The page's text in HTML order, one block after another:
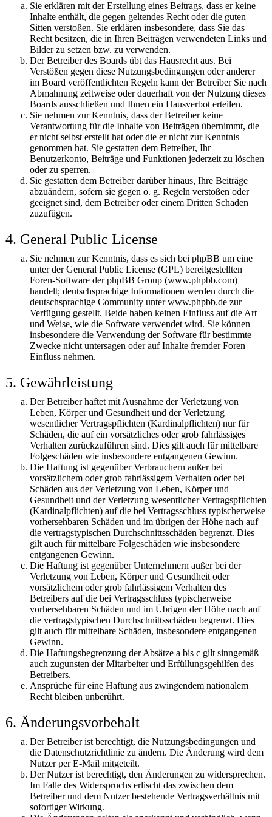
Sie erklären mit der Erstellung eines Beitrags, dass er keine
Inhalte enthält, die gegen geltendes Recht oder die guten
Sitten verstoßen. Sie erklären insbesondere, dass Sie das
Recht besitzen, die in Ihren Beiträgen verwendeten Links und
Bilder zu setzen bzw. zu verwenden.
Der Betreiber des Boards übt das Hausrecht aus. Bei
Verstößen gegen diese Nutzungsbedingungen oder anderer
im Board veröffentlichten Regeln kann der Betreiber Sie nach
Abmahnung zeitweise oder dauerhaft von der Nutzung dieses
Boards ausschließen und Ihnen ein Hausverbot erteilen.
Sie nehmen zur Kenntnis, dass der Betreiber keine
Verantwortung für die Inhalte von Beiträgen übernimmt, die
er nicht selbst erstellt hat oder die er nicht zur Kenntnis
genommen hat. Sie gestatten dem Betreiber, Ihr
Benutzerkonto, Beiträge und Funktionen jederzeit zu löschen
oder zu sperren.
Sie gestatten dem Betreiber darüber hinaus, Ihre Beiträge
abzuändern, sofern sie gegen o. g. Regeln verstoßen oder
geeignet sind, dem Betreiber oder einem Dritten Schaden
zuzufügen.
4. General Public License
Sie nehmen zur Kenntnis, dass es sich bei phpBB um eine
unter der General Public License (GPL) bereitgestellten
Foren-Software der phpBB Group (www.phpbb.com)
handelt; deutschsprachige Informationen werden durch die
deutschsprachige Community unter www.phpbb.de zur
Verfügung gestellt. Beide haben keinen Einfluss auf die Art
und Weise, wie die Software verwendet wird. Sie können
insbesondere die Verwendung der Software für bestimmte
Zwecke nicht untersagen oder auf Inhalte fremder Foren
Einfluss nehmen.
5. Gewährleistung
Der Betreiber haftet mit Ausnahme der Verletzung von
Leben, Körper und Gesundheit und der Verletzung
wesentlicher Vertragspflichten (Kardinalpflichten) nur für
Schäden, die auf ein vorsätzliches oder grob fahrlässiges
Verhalten zurückzuführen sind. Dies gilt auch für mittelbare
Folgeschäden wie insbesondere entgangenen Gewinn.
Die Haftung ist gegenüber Verbrauchern außer bei
vorsätzlichem oder grob fahrlässigem Verhalten oder bei
Schäden aus der Verletzung von Leben, Körper und
Gesundheit und der Verletzung wesentlicher Vertragspflichten
(Kardinalpflichten) auf die bei Vertragsschluss typischerweise
vorhersehbaren Schäden und im übrigen der Höhe nach auf
die vertragstypischen Durchschnittsschäden begrenzt. Dies
gilt auch für mittelbare Folgeschäden wie insbesondere
entgangenen Gewinn.
Die Haftung ist gegenüber Unternehmern außer bei der
Verletzung von Leben, Körper und Gesundheit oder
vorsätzlichem oder grob fahrlässigem Verhalten des
Betreibers auf die bei Vertragsschluss typischerweise
vorhersehbaren Schäden und im Übrigen der Höhe nach auf
die vertragstypischen Durchschnittsschäden begrenzt. Dies
gilt auch für mittelbare Schäden, insbesondere entgangenen
Gewinn.
Die Haftungsbegrenzung der Absätze a bis c gilt sinngemäß
auch zugunsten der Mitarbeiter und Erfüllungsgehilfen des
Betreibers.
Ansprüche für eine Haftung aus zwingendem nationalem
Recht bleiben unberührt.
6. Änderungsvorbehalt
Der Betreiber ist berechtigt, die Nutzungsbedingungen und
die Datenschutzrichtlinie zu ändern. Die Änderung wird dem
Nutzer per E-Mail mitgeteilt.
Der Nutzer ist berechtigt, den Änderungen zu widersprechen.
Im Falle des Widerspruchs erlischt das zwischen dem
Betreiber und dem Nutzer bestehende Vertragsverhältnis mit
sofortiger Wirkung.